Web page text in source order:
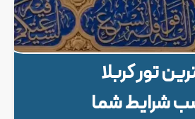
تور کربلا
شرایط شما